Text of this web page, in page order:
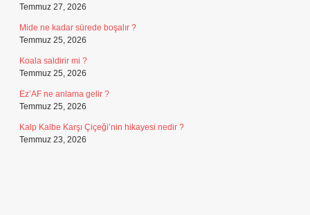
Temmuz 27, 2026
Mide ne kadar sürede boşalır ?
Temmuz 25, 2026
Koala saldirir mi ?
Temmuz 25, 2026
Ez’AF ne anlama gelir ?
Temmuz 25, 2026
Kalp Kalbe Karşı Çiçeği’nin hikayesi nedir ?
Temmuz 23, 2026